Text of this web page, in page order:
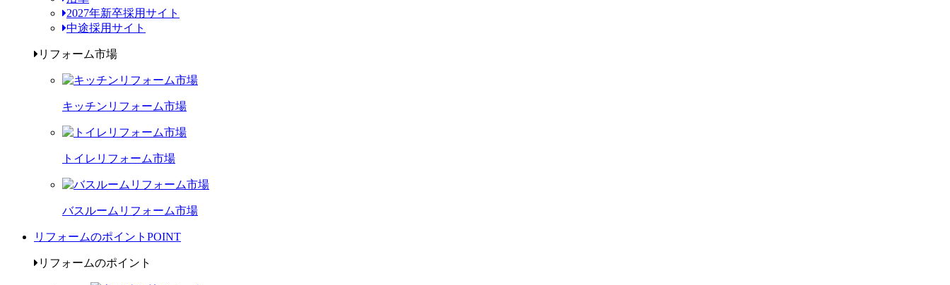
2027年新卒採用サイト
中途採用サイト
リフォーム市場
キッチンリフォーム市場
トイレリフォーム市場
バスルームリフォーム市場
リフォームのポイント POINT
リフォームのポイント